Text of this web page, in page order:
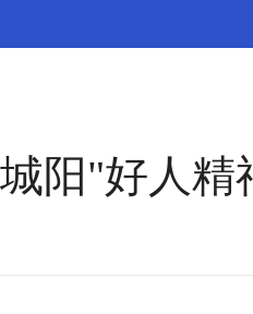
阳"好人